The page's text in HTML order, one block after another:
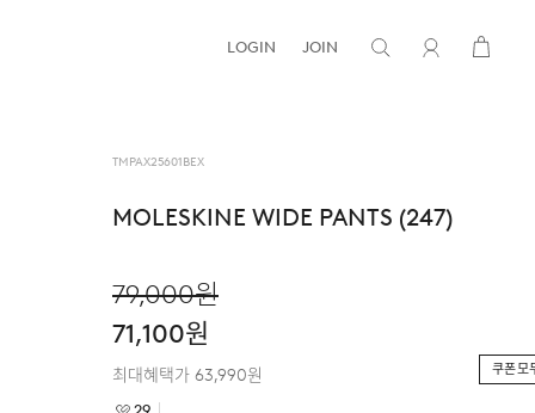
LOGIN JOIN
TMPAX25601BEX
MOLESKINE WIDE PANTS (247)
71,100원
79,000원
최대혜택가 63,990원 쿠폰 모